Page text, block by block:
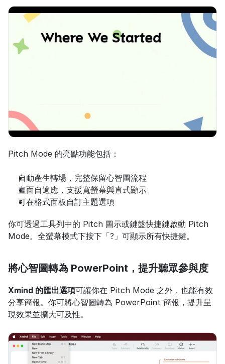
Pitch Mode 的亮點功能包括：
自動產生轉場，完整保留心智圖流程
畫面自適應，支援寬螢幕與直式顯示
可在格式面板自訂主題選項
你可透過工具列中的 Pitch 圖示或鍵盤快捷鍵啟動 Pitch
Mode。全螢幕模式下按下「?」可顯示所有快捷鍵。
將心智圖轉為 PowerPoint，提升聽眾參與度
Xmind 的匯出選項可讓你在 Pitch Mode 之外，也能有效
分享簡報。你可將心智圖轉為 PowerPoint 簡報，提升呈
現效果並擴大可及性。